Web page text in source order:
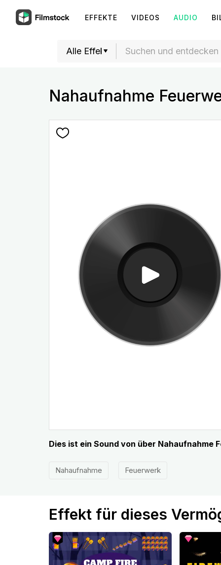
EFFEKTE VIDEOS AUDIO
Nahaufnahme
Dies ist ein Sound von über Nahaufnahme
Nahaufnahme Feuerwerk
Effekt für dieses